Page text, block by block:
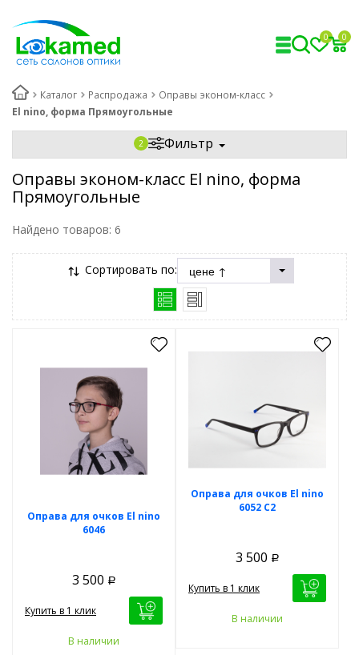
0 0
Каталог Распродажа
Оправы эконом-класс
El nino, форма Прямоугольные
Фильтр
Оправы эконом-класс El nino, форма
Прямоугольные
Найдено товаров: 6
Сортировать по:
Оправа для очков El nino
6046
3 500 Р
Купить в 1 клик
В наличии
Оправа для очков El nino
6052 C2
3 500 Р
Купить в 1 клик
В наличии